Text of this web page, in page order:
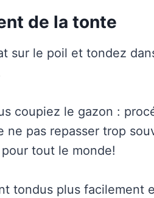
de la tonte
sur le poil et tondez
coupiez le gazon :
ne pas repasser trop
tout le monde!
tondus plus facilement